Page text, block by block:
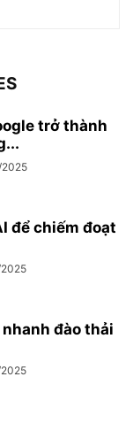
trở thành
để chiếm đoạt
đào thải